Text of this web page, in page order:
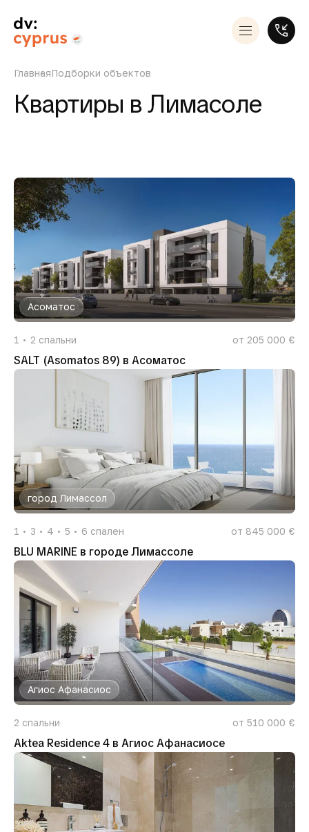
ГлавнаяПодборки объектов
Квартиры в Лимасоле
Асоматос
1 2 спальни от 205 000 €
SALT (Asomatos 89) в Асоматос
город Лимассол
1 3 4 5 6 спален от 845 000 €
BLU MARINE в городе Лимассоле
Агиос Афанасиос
2 спальни от 510 000 €
Aktea Residence 4 в Агиос Афанасиосе